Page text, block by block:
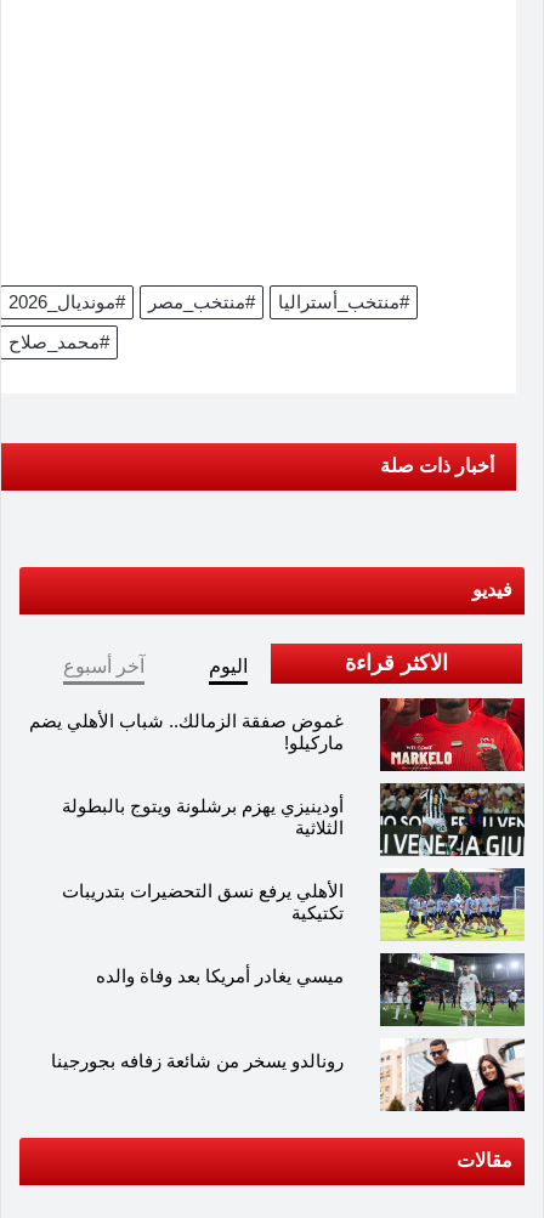
#مونديال_2026 #منتخب_مصر
#منتخب_أستراليا
#محمد_صلاح
أخبار ذات صلة
فيديو
الاكثر قراءة اليوم آخر أسبوع
غموض صفقة الزمالك.. شباب الأهلي يضم
ماركيلو!
أودينيزي يهزم برشلونة ويتوج بالبطولة
الثلاثية
الأهلي يرفع نسق التحضيرات بتدريبات
تكتيكية
ميسي يغادر أمريكا بعد وفاة والده
رونالدو يسخر من شائعة زفافه بجورجينا
مقالات